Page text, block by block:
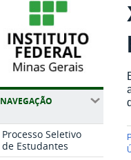
NAVEGAÇÃO
Processo Seletivo
de Estudantes